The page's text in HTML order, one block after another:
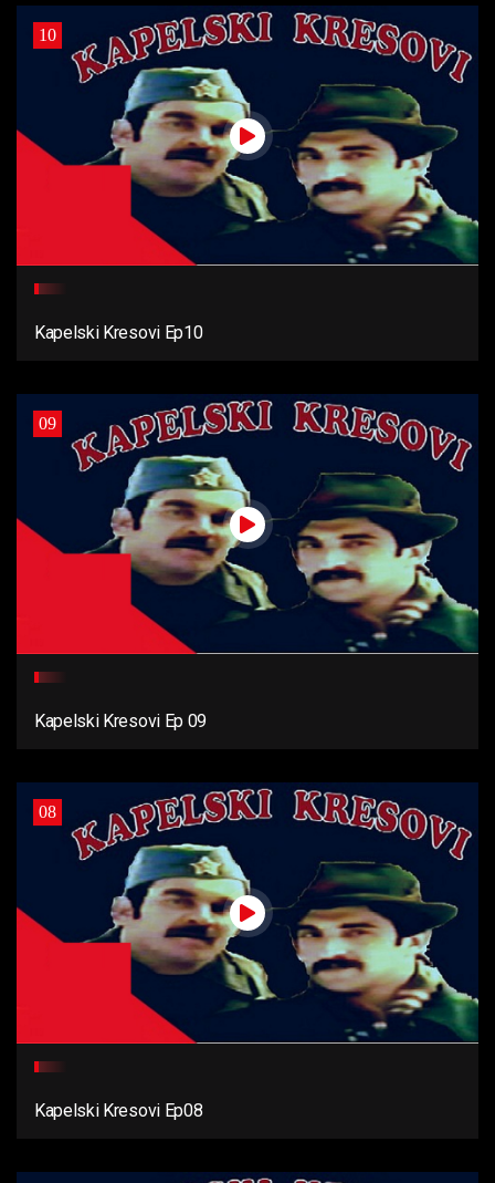
10
Kapelski Kresovi Ep10
09
Kapelski Kresovi Ep 09
08
Kapelski Kresovi Ep08